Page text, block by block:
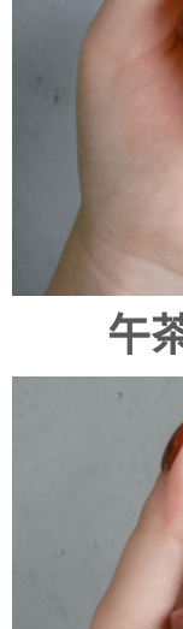
午